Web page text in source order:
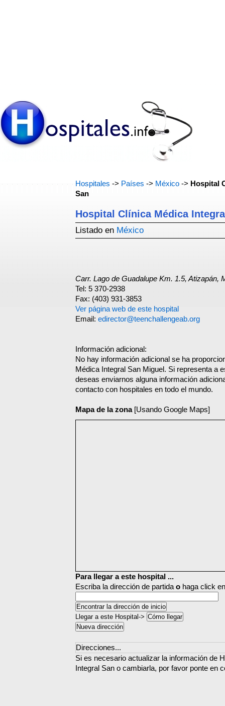
Hospitales -> Países -> México -> Hospital
San
Hospital Clínica Médica
Listado en México
Carr. Lago de Guadalupe Km. 1.5, Atizapán,
Tel: 5 370-2938
Fax: (403) 931-3853
Ver página web de este hospital
Email: edirector@teenchallengeab.org
Información adicional:
No hay información adicional se ha
Médica Integral San Miguel. Si representa a
deseas enviarnos alguna información
contacto con hospitales en todo el mundo.
Mapa de la zona[Usando Google Maps]
Para llegar a este hospital ...
Escriba la dirección de partida o haga click
Llegar a este Hospital->
Direcciones...
Si es necesario actualizar la información de
Integral San o cambiarla, por favor ponte en